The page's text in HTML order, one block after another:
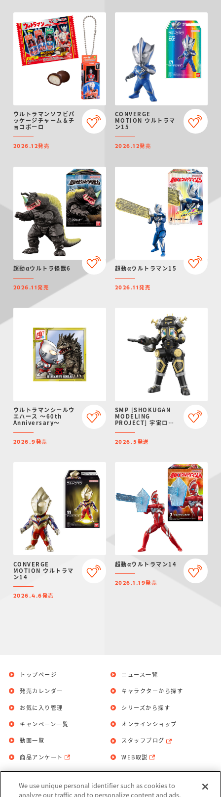
ウルトラマンソフビパ
ッケージチャーム＆チ
ョコボーロ
2026.12発売
CONVERGE
MOTION ウルトラマ
ン15
2026.12発売
超動αウルトラ怪獣6
2026.11発売
超動αウルトラマン15
2026.11発売
ウルトラマンシールウ
エハース ～60th
Anniversary～
2026.9発売
SMP [SHOKUGAN
MODELING
PROJECT] 宇宙ロボ
ック【プレミアムバン
ダイ限定】
2026.5 発送
CONVERGE
MOTION ウルトラマ
ン14
2026.4.6発売
超動αウルトラマン14
2026.1.19発売
トップページ
発売カレンダー
お気に入り管理
ニュース一覧
キャラクターから探す
シリーズから探す
キャンペーン一覧
動画一覧
商品アンケート
オンラインショップ
スタッフブログ
WEB取説
お問い合わせ 個人情報保護方針
We use unique personal identifier such as cookies to
analyze our traffic and to personalize content and ads.